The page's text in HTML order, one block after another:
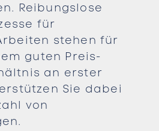
Reibungslose
für
stehen für
guten Preis-
an erster
Sie dabei
von